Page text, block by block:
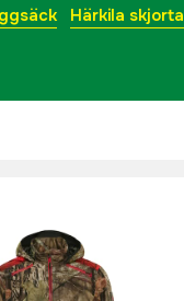
Härkila skjorta